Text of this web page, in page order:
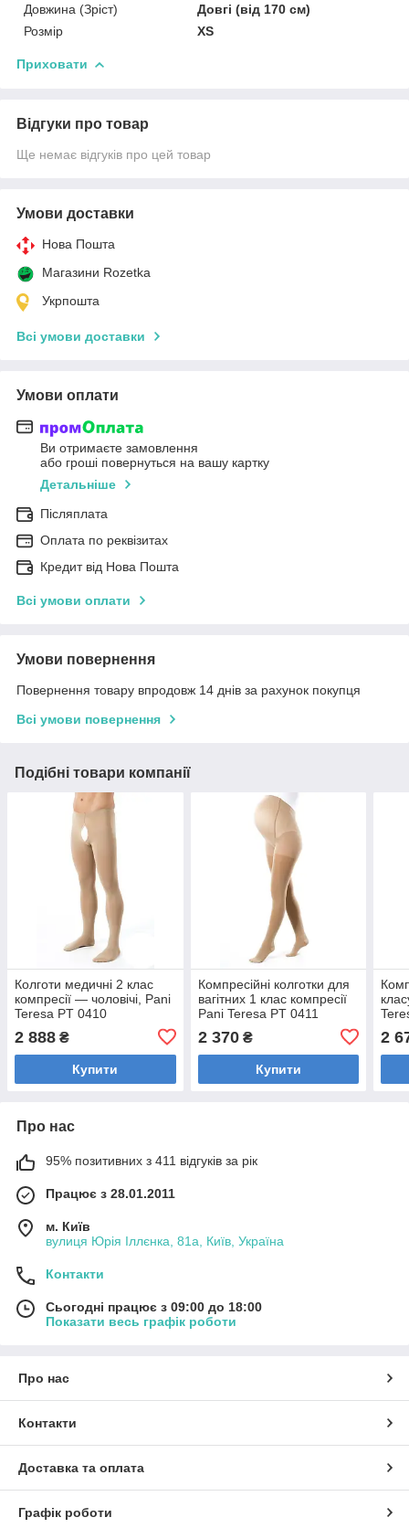
Довжина (Зріст)
Довгі (від 170 см)
Розмір
XS
Приховати
Відгуки про товар
Ще немає відгуків про цей товар
Умови доставки
Нова Пошта
Магазини Rozetka
Укрпошта
Всі умови доставки
Умови оплати
Ви отримаєте замовлення
або гроші повернуться на вашу картку
Детальніше
Післяплата
Оплата по реквізитах
Кредит від Нова Пошта
Всі умови оплати
Умови повернення
Повернення товару впродовж 14 днів за рахунок покупця
Всі умови повернення
Подібні товари компанії
Колготи медичні 2 клас
компресії — чоловічі, Pani
Teresa PT 0410
2 888 ₴
Купити
Компресійні колготки для
вагітних 1 клас компресії
Pani Teresa PT 0411
2 370₴
Купити
2
Про нас
95% позитивних з 411 відгуків за рік
Працює з 28.01.2011
м. Київ
вулиця Юрія Іллєнка, 81а, Київ, Україна
Контакти
Сьогодні працює з 09:00 до 18:00
Показати весь графік роботи
Про нас
Контакти
Доставка та оплата
Графік роботи